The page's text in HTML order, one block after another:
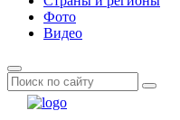
Фото
Видео